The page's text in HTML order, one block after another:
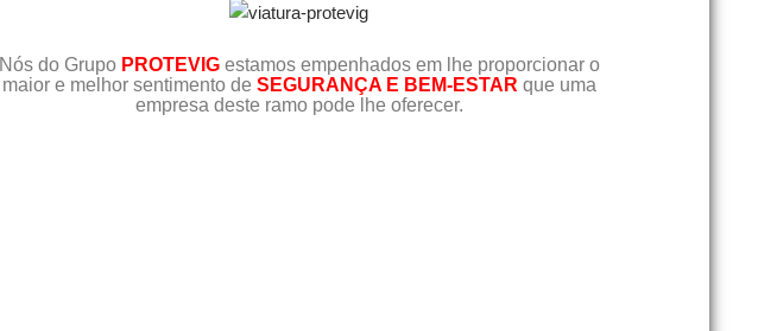
Nós do Grupo PROTEVIGestamos empenhados em lhe proporcionar o
maior e melhor sentimento de SEGURANÇA E BEM-ESTAR que uma
empresa deste ramo pode lhe oferecer.